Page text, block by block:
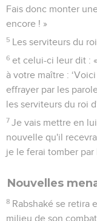
Fais donc monter
encore ! »
5 Les serviteurs du
6 et celui-ci leur dit :
à votre maître :
effrayer par les
les serviteurs du roi
7 Je vais mettre en
nouvelle qu'il
je le ferai tomber par
Nouvelles
8 Rabshaké se retira
milieu de son